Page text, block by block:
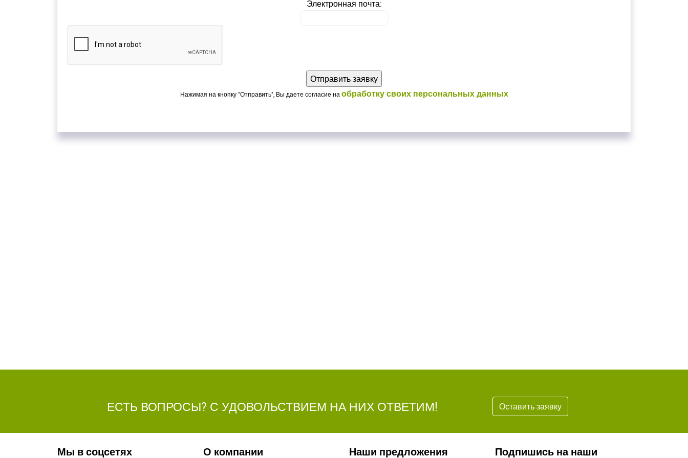
Электронная почта:
Нажимая на кнопку "Отправить", Вы даете согласие на обработку своих персональных данных
ЕСТЬ ВОПРОСЫ? С УДОВОЛЬСТВИЕМ НА НИХ ОТВЕТИМ! Оставить заявку
Мы в соцсетях О компании Наши предложения
Подпишись на наши